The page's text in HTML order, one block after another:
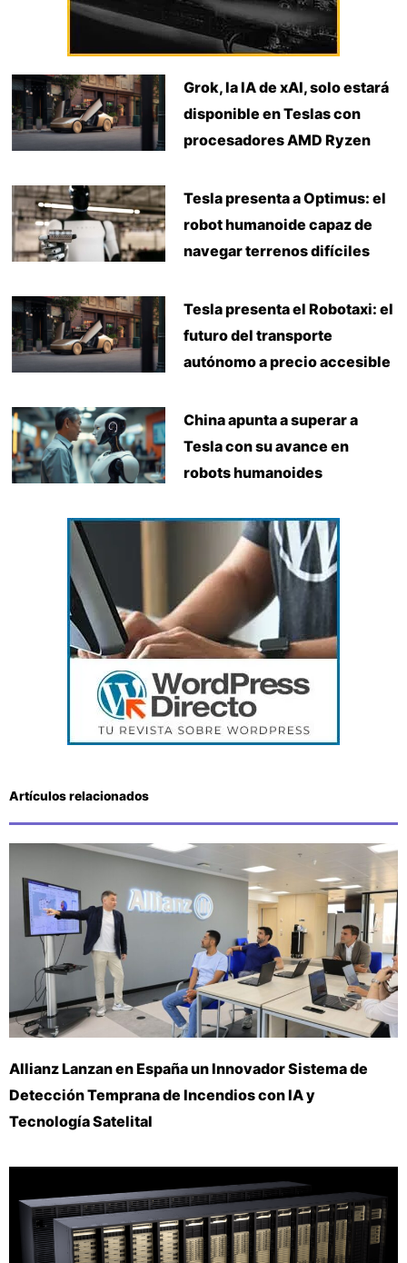
Grok, la IA de xAI, solo estará
disponible en Teslas con
procesadores AMD Ryzen
Tesla presenta a Optimus: el
robot humanoide capaz de
navegar terrenos difíciles
Tesla presenta el Robotaxi: el
futuro del transporte
autónomo a precio accesible
China apunta a superar a
Tesla con su avance en
robots humanoides
Artículos relacionados
Allianz Lanzan en España un Innovador Sistema de
Detección Temprana de Incendios con IA y
Tecnología Satelital